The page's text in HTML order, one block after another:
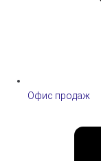
Офис продаж